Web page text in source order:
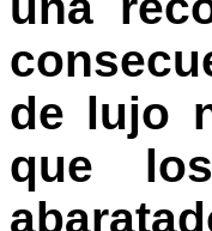
de lujo
que